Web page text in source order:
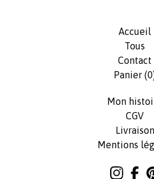
Accueil
Tous
Contact
Panier (0
Mon
CGV
Livraison
Mentions